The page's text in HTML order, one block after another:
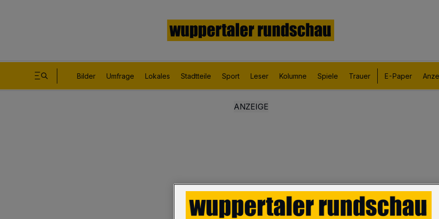
Bilder Umfrage Lokales Stadtteile Sport Leser Kolumne Spiele Trauer E-Paper